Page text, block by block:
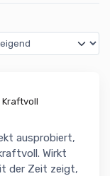
ausprobiert,
Wirkt
der Zeit zeigt,